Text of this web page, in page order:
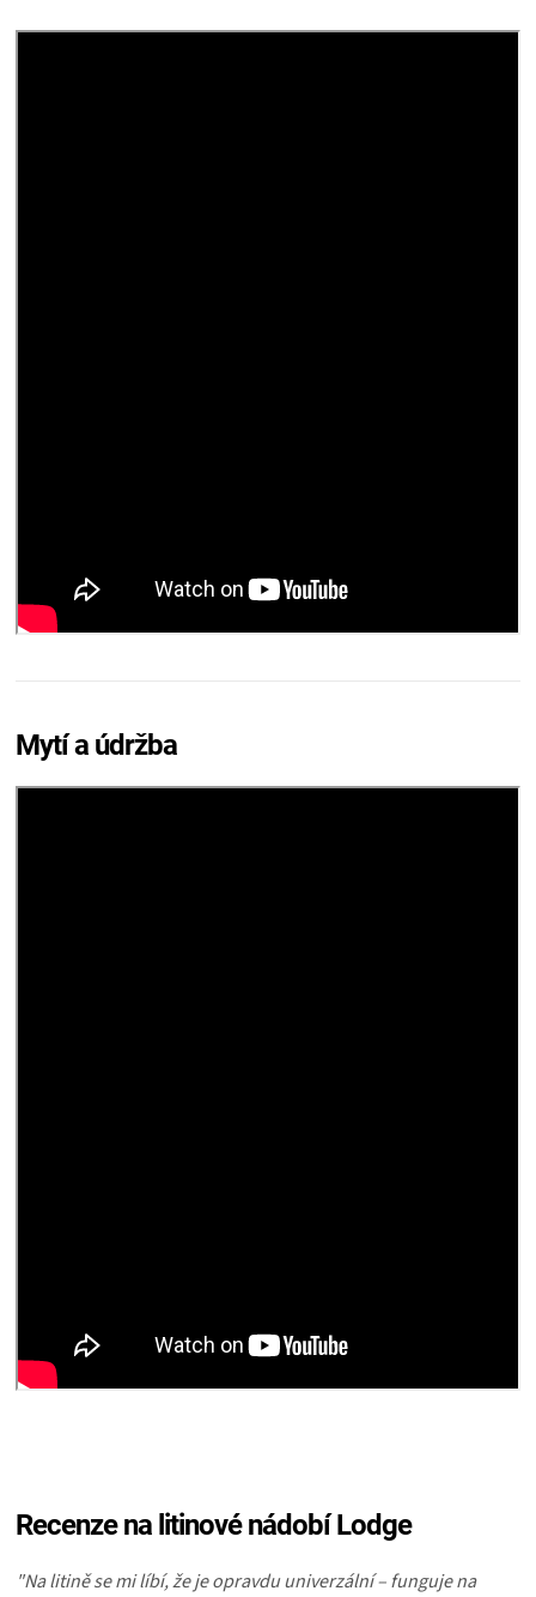
Mytí a údržba
Recenze na litinové nádobí Lodge
"Na litině se mi líbí, že je opravdu univerzální – funguje na